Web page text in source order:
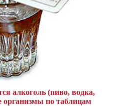
алкоголь (пиво, водка,
организмы по таблицам